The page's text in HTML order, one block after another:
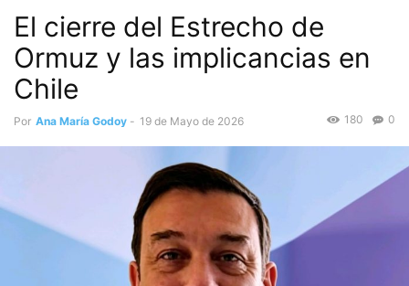
El cierre del Estrecho de
Ormuz y las implicancias en
Chile
Por Ana María Godoy - 19 de Mayo de 2026 0
180